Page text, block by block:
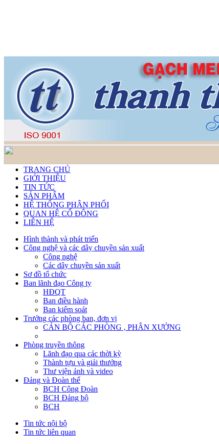
TRANG CHỦ
GIỚI THIỆU
TIN TỨC
SẢN PHẨM
HỆ THỐNG PHÂN PHỐI
QUAN HỆ CỔ ĐÔNG
LIÊN HỆ
Hình thành và phát triển
Công nghệ và các dây chuyền sản xuất
Công nghệ
Các dây chuyền sản xuất
Sơ đồ tổ chức
Ban lãnh đạo Công ty
HĐQT
Ban điều hành
Ban kiểm soát
Trưởng các phòng ban, đơn vị
CÁN BỘ CÁC PHÒNG , PHÂN XƯỞNG
Phòng truyền thông
Lãnh đạo qua các thời kỳ
Thành tựu và giải thưởng
Thư viện ảnh và video
Đảng và Đoàn thể
BCH Công Đoàn
BCH Đảng bộ
BCH
Tin tức nội bộ
Tin tức liên quan